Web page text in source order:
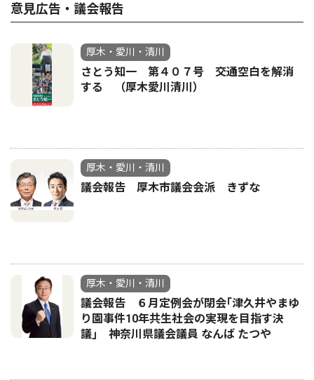
意見広告・議会報告
厚木・愛川・清川
さとう知一 第４０７号 交通空白を解消
する （厚木愛川清川）
厚木・愛川・清川
議会報告 厚木市議会会派 きずな
厚木・愛川・清川
議会報告 ６月定例会が閉会｢津久井やまゆ
り園事件10年共生社会の実現を目指す決
議｣ 神奈川県議会議員 なんば たつや